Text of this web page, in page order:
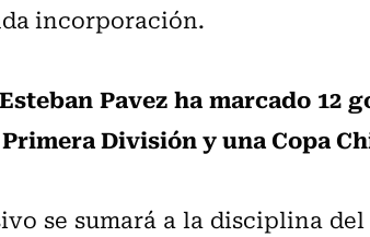
incorporación.
Esteban Pavez ha marcado 12
División y una Copa
se sumará a la disciplina